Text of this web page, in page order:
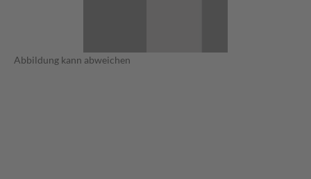
Abbildung kann abweichen